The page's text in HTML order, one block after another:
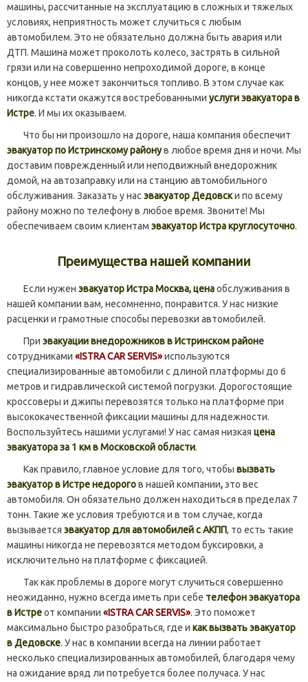
машины, рассчитанные на эксплуатацию в сложных и тяжелых
условиях, неприятность может случиться с любым
автомобилем. Это не обязательно должна быть авария или
ДТП. Машина может проколоть колесо, застрять в сильной
грязи или на совершенно непроходимой дороге, в конце
концов, у нее может закончиться топливо. В этом случае как
никогда кстати окажутся востребованными услуги эвакуатора в
Истре. И мы их оказываем.
Что бы ни произошло на дороге, наша компания обеспечит
эвакуатор по Истринскому районув любое время дня и ночи. Мы
доставим поврежденный или неподвижный внедорожник
домой, на автозаправку или на станцию автомобильного
обслуживания. Заказать у насэвакуатор Дедовски по всему
району можно по телефону в любое время. Звоните! Мы
обеспечиваем своим клиентам эвакуатор Истра круглосуточно.
Преимущества нашей компании
Если нужен эвакуатор Истра Москва, ценаобслуживания в
нашей компании вам, несомненно, понравится. У нас низкие
расценки и грамотные способы перевозки автомобилей.
При эвакуации внедорожников в Истринском районе
сотрудниками «ISTRA CAR SERVIS»используются
специализированные автомобили с длиной платформы до 6
метров и гидравлической системой погрузки. Дорогостоящие
кроссоверы и джипы перевозятся только на платформе при
высококачественной фиксации машины для надежности.
Воспользуйтесь нашими услугами! У нас самая низкая цена
эвакуатора за 1 км в Московской области.
Как правило, главное условие для того, чтобы вызвать
эвакуатор в Истре недорогов нашей компании,это вес
автомобиля. Он обязательно должен находиться в пределах 7
тонн. Такие же условия требуются и в том случае, когда
вызывается эвакуатор для автомобилей с АКПП, то есть такие
машины никогда не перевозятся методом буксировки, а
исключительно на платформе с фиксацией.
Так как проблемы в дороге могут случиться совершенно
неожиданно, нужно всегда иметь при себе телефон эвакуатора
в Истреот компании «ISTRA CAR SERVIS». Это поможет
максимально быстро разобраться, где и как вызвать эвакуатор
в Дедовске. У нас в компании всегда на линии работает
несколько специализированных автомобилей, благодаря чему
на ожидание вряд ли потребуется более получаса. У нас